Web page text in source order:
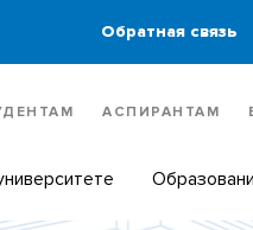
Обратная связь
АСПИРАНТАМ